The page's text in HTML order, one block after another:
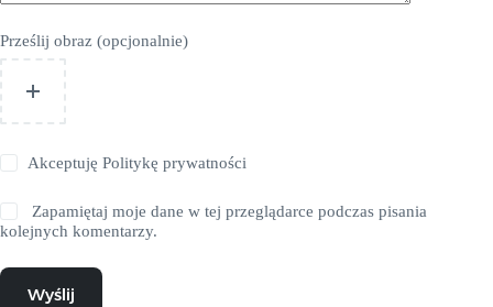
Prześlij obraz (opcjonalnie)
AkceptujęPolitykę prywatności
Zapamiętaj moje dane w tej przeglądarce podczas pisania
kolejnych komentarzy.
Wyślij